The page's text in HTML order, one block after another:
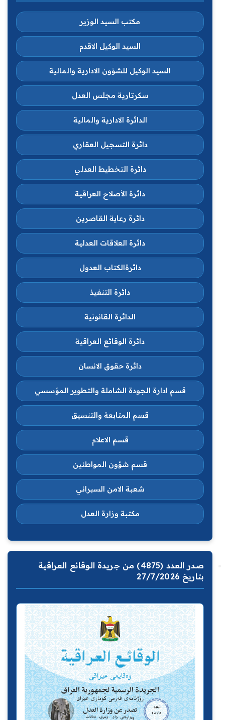
مكتب السيد الوزير
السيد الوكيل الاقدم
السيد الوكيل للشؤون الادارية والمالية
سكرتارية مجلس العدل
الدائرة الادارية والمالية
دائرة التسجيل العقاري
دائرة التخطيط العدلي
دائرة الأصلاح العراقية
دائرة رعاية القاصرين
دائرة العلاقات العدلية
دائرةالكتاب العدول
دائرة التنفيذ
الدائرة القانونية
دائرة الوقائع العراقية
دائرة حقوق الانسان
قسم ادارة الجودة الشاملة والتطوير المؤسسي
قسم المتابعة والتنسيق
قسم الاعلام
قسم شؤون المواطنين
شعبة الامن السبراني
مكتبة وزارة العدل
صدر العدد (4875) من جريدة الوقائع العراقية
بتاريخ 27/7/2026